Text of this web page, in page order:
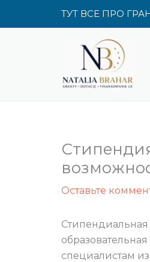
ТУТ ВСЕ ПРО
Оставьте
специалистам